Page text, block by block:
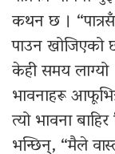
कथन छ ।
पाउन खोजिएको
केही समय लाग्यो
भावनाहरू
त्यो भावना
भन्छिन्, “मैले